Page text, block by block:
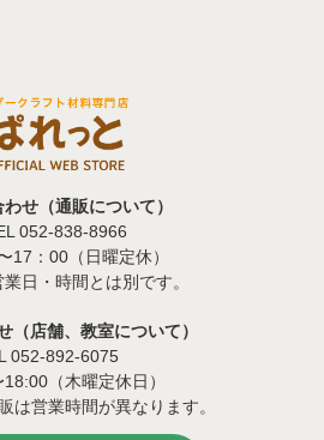
せ（通販について）
052-838-8966
17：00（日曜定休）
日・時間とは別です。
（店舗、教室について）
052-892-6075
（木曜定休日）
は営業時間が異なります。